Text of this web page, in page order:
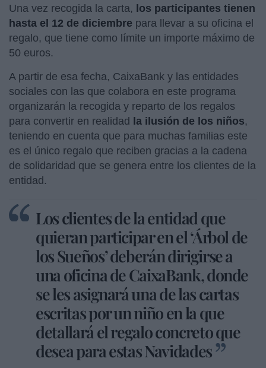
Una vez recogida la carta, los participantes tienen
hasta el 12 de diciembre para llevar a su oficina el
regalo, que tiene como límite un importe máximo de
50 euros.
A partir de esa fecha, CaixaBank y las entidades
sociales con las que colabora en este programa
organizarán la recogida y reparto de los regalos
para convertir en realidad la ilusión de los niños,
teniendo en cuenta que para muchas familias este
es el único regalo que reciben gracias a la cadena
de solidaridad que se genera entre los clientes de la
entidad.
Los clientes de la entidad que
quieran participar en el ‘Árbol de
los Sueños’ deberán dirigirse a
una oficina de CaixaBank, donde
se les asignará una de las cartas
escritas por un niño en la que
detallará el regalo concreto que
desea para estas Navidades